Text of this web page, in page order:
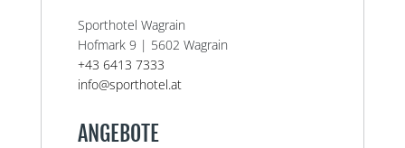
Sporthotel Wagrain
Hofmark 9 | 5602 Wagrain
+43 6413 7333
info@sporthotel.at
ANGEBOTE